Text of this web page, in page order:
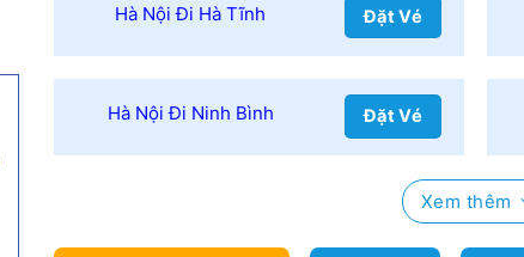
Hà Nội Đi Hà Tĩnh Đặt Vé
Hà Nội Đi Ninh Bình Đặt Vé
Xem thêm